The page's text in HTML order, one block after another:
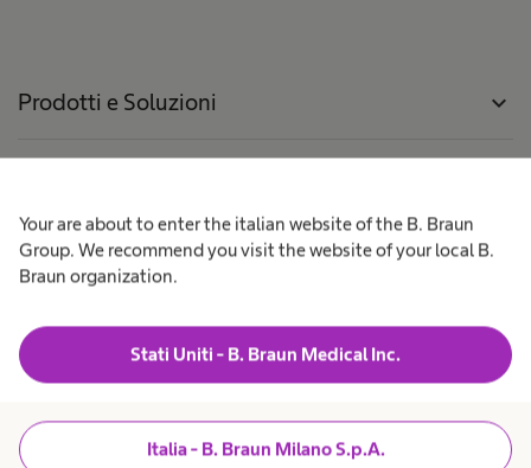
Your are about to enter the italian website of the B. Braun
Group. We recommend you visit the website of your local B.
Braun organization.
Stati Uniti - B. Braun Medical Inc.
Italia - B. Braun Milano S.p.A.
Prodotti e Soluzioni expand_more
Lavora con noi expand_more
Chi siamo expand_more
Trasparente